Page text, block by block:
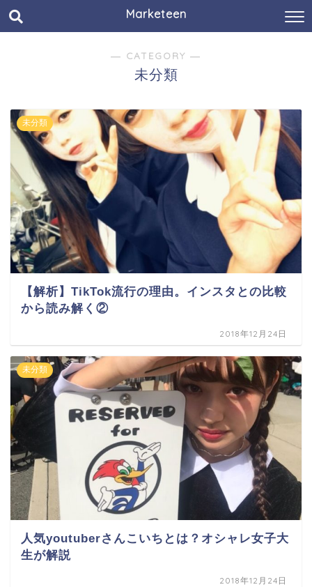
Marketeen
― CATEGORY ―
未分類
未分類
【解析】TikTok流行の理由。インスタとの比較
から読み解く②
2018年12月24日
未分類
人気youtuberさんこいちとは？オシャレ女子大
生が解説
2018年12月24日